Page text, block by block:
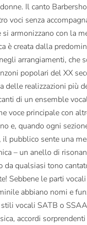
Il canto
voci senza
si armonizzano con la
è creata dalla
arrangiamenti, che
popolari del XX
delle realizzazioni più
di un ensemble
voce principale con
e, quando ogni
il pubblico sente una
– un anello di
da qualsiasi tono
Sebbene le parti
abbiano nomi e
vocali SATB o
accordi sorprendenti